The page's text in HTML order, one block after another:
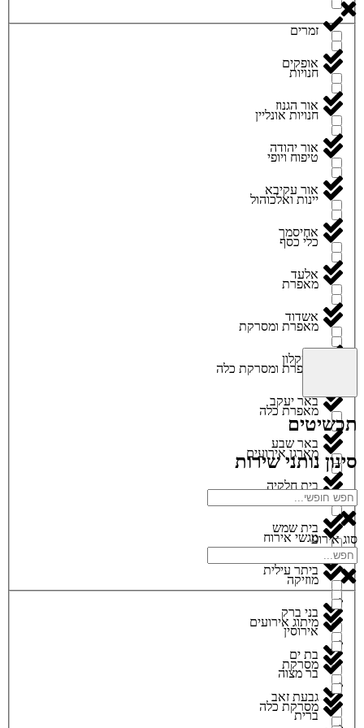
זמרים
חנויות
חנויות אונליין
טיפוח ויופי
יינות ואלכוהול
כלי כסף
מאפרת
מאפרת ומסרקת
מאפרת ומסרקת כלה
מאפרת כלה
מארגן אירועים
מגנטים
מגשי אירוח
מוזיקה
מיתוג אירועים
מסרקת
מסרקת כלה
אופקים
אור הגנוז
אור יהודה
אור עקיבא
אחיסמך
אלעד
אשדוד
אשקלון
באר יעקב
באר שבע
בית חלקיה
בית שמש
ביתר עילית
בני ברק
בת ים
גבעת זאב
תכשיטים
סינון נותני שירות
סוג אירוע
אירוסין
בר מצוה
ברית